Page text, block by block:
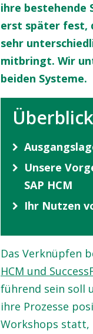
ihre bestehende
erst später fest,
sehr
mitbringt. Wir
beiden Systeme.
Überblick
Unsere
SAP HCM
Ihr Nutzen
Das Verknüpfen
HCM und
führend sein soll
ihre Prozesse
Workshops statt,